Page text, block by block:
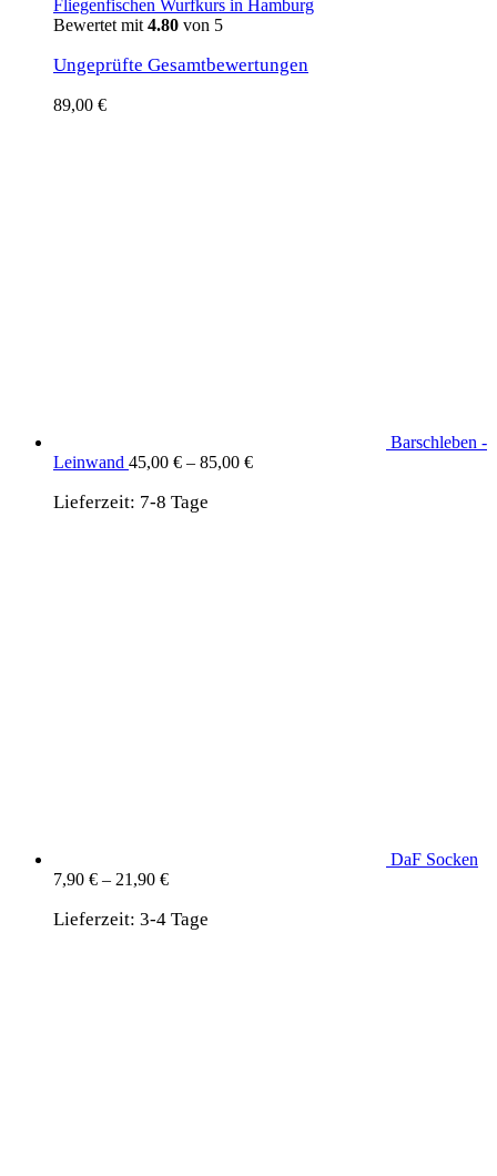
Fliegenfischen Wurfkurs in Hamburg
Bewertet mit 4.80 von 5
Ungeprüfte Gesamtbewertungen
89,00 €
Barschleben -
Leinwand 45,00 € – 85,00 €
Lieferzeit: 7-8 Tage
DaF Socken
7,90 € – 21,90 €
Lieferzeit: 3-4 Tage